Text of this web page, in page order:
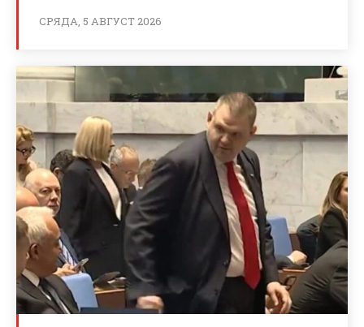
СРЯДА, 5 АВГУСТ 2026